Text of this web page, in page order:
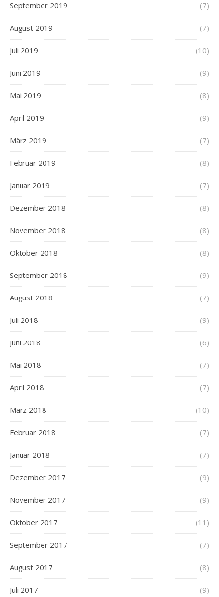
September 2019 (7)
August 2019 (7)
Juli 2019 (10)
Juni 2019 (9)
Mai 2019 (8)
April 2019 (9)
März 2019 (7)
Februar 2019 (8)
Januar 2019 (7)
Dezember 2018 (8)
November 2018 (8)
Oktober 2018 (8)
September 2018 (9)
August 2018 (7)
Juli 2018 (9)
Juni 2018 (6)
Mai 2018 (7)
April 2018 (7)
März 2018 (10)
Februar 2018 (7)
Januar 2018 (7)
Dezember 2017 (9)
November 2017 (9)
Oktober 2017 (11)
September 2017 (7)
August 2017 (8)
Juli 2017 (9)